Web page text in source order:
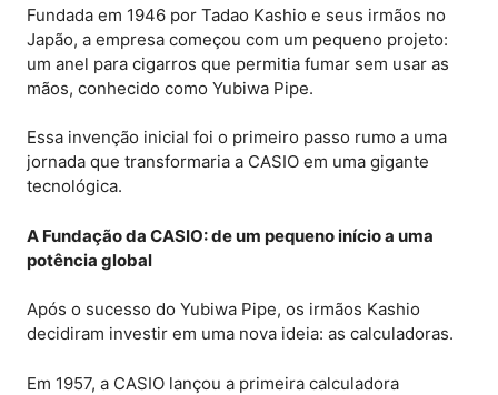
Fundada em 1946 por Tadao Kashio e seus irmãos no
Japão, a empresa começou com um pequeno projeto:
um anel para cigarros que permitia fumar sem usar as
mãos, conhecido como Yubiwa Pipe.
Essa invenção inicial foi o primeiro passo rumo a uma
jornada que transformaria a CASIO em uma gigante
tecnológica.
A Fundação da CASIO: de um pequeno início a uma
potência global
Após o sucesso do Yubiwa Pipe, os irmãos Kashio
decidiram investir em uma nova ideia: as calculadoras.
Em 1957, a CASIO lançou a primeira calculadora